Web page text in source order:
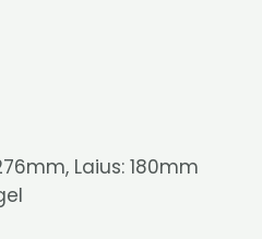
Laius: 180mm